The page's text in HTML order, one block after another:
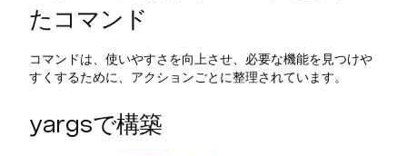
たコマンド
コマンドは、使いやすさを向上させ、必要な機能を見つけや
すくするために、アクションごとに整理されています。
yargsで構築